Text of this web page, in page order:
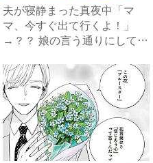
夫が寝静まった真夜中「マ
マ、今すぐ出て行くよ！」
→？？ 娘の言う通りにしてみ